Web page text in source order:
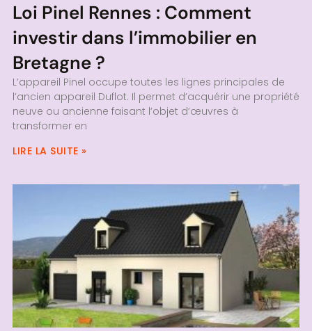
Loi Pinel Rennes : Comment
investir dans l’immobilier en
Bretagne ?
L’appareil Pinel occupe toutes les lignes principales de
l’ancien appareil Duflot. Il permet d’acquérir une propriété
neuve ou ancienne faisant l’objet d’œuvres à
transformer en
LIRE LA SUITE »